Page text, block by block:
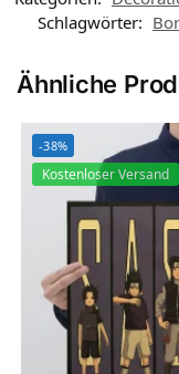
Schlagwörter:
Ähnliche
-38%
Kostenloser Versand